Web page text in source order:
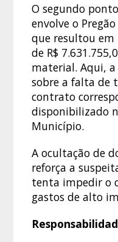
O segundo
envolve o
que resultou em
de R$
material. Aqui,
sobre a falta de
contrato
disponibilizado
Município.
A ocultação de
reforça a
tenta impedir o
gastos de alto